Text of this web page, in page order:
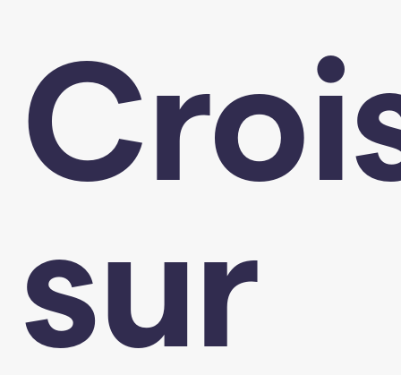
sur